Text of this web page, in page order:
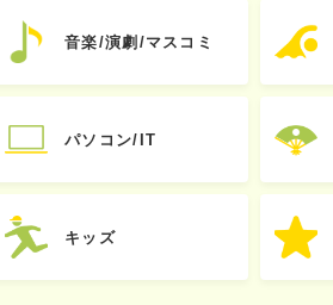
音楽/演劇/マスコミ
パソコン/IT
キッズ